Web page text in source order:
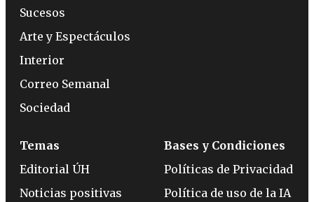
Sucesos
Arte y Espectáculos
Interior
Correo Semanal
Sociedad
Temas
Editorial ÚH
Noticias positivas
Bases y Condiciones
Políticas de Privacidad
Política de uso de la IA